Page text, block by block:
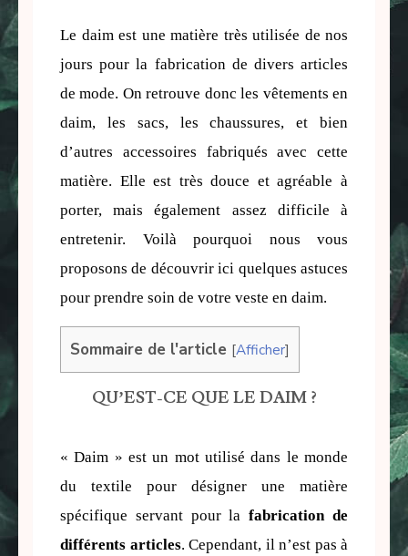
Le daim est une matière très utilisée de nos
jours pour la fabrication de divers articles
de mode. On retrouve donc les vêtements en
daim, les sacs, les chaussures, et bien
d’autres accessoires fabriqués avec cette
matière. Elle est très douce et agréable à
porter, mais également assez difficile à
entretenir. Voilà pourquoi nous vous
proposons de découvrir ici quelques astuces
pour prendre soin de votre veste en daim.
Sommaire de l'article [Afficher]
QU’EST-CE QUE LE DAIM ?
« Daim » est un mot utilisé dans le monde
du textile pour désigner une matière
spécifique servant pour la fabrication de
différents articles. Cependant, il n’est pas à